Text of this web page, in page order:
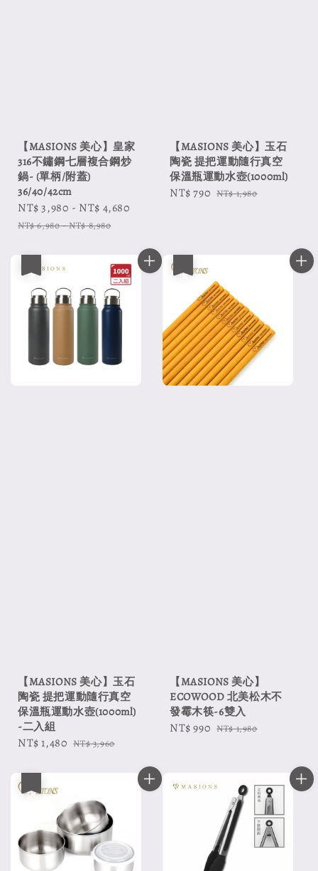
【MASIONS 美心】皇家
316不鏽鋼七層複合鋼炒
鍋- (單柄/附蓋)
36/40/42cm
Sale
price
NT$ 3,980 - NT$ 4,680
NT$ 6,980-NT$ 8,980
【MASIONS 美心】玉石
陶瓷 提把運動隨行真空
保溫瓶運動水壺(1000ml)
Sale
NT$ 790 Regular
NT$ 1,980
【MASIONS 美心】玉石
陶瓷 提把運動隨行真空
保溫瓶運動水壺(1000ml)
-二入組
Sale
NT$ 1,480 Regular
NT$ 3,960
【MASIONS 美心】
ECOWOOD 北美松木不
發霉木筷-6雙入
Sale
NT$ 990 Regular
NT$ 1,980